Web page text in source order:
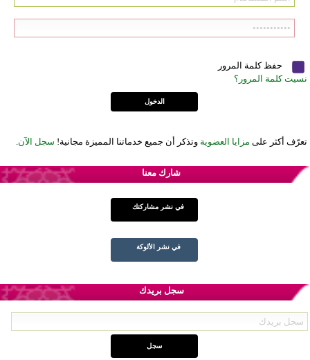
حفظ كلمة المرور
نسيت كلمة المرور؟
تعرّف أكثر على مزايا العضوية وتذكر أن جميع خدماتنا المميزة مجانية! سجل الآن
شارك معنا
في نشر مشاركتك
في نشر الألوكة
سجل بريدك